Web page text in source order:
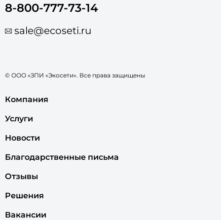
8-800-777-73-14
sale@ecoseti.ru
© ООО «ЗПИ «Экосети». Все права защищены
Компания
Услуги
Новости
Благодарственные письма
Отзывы
Решения
Вакансии